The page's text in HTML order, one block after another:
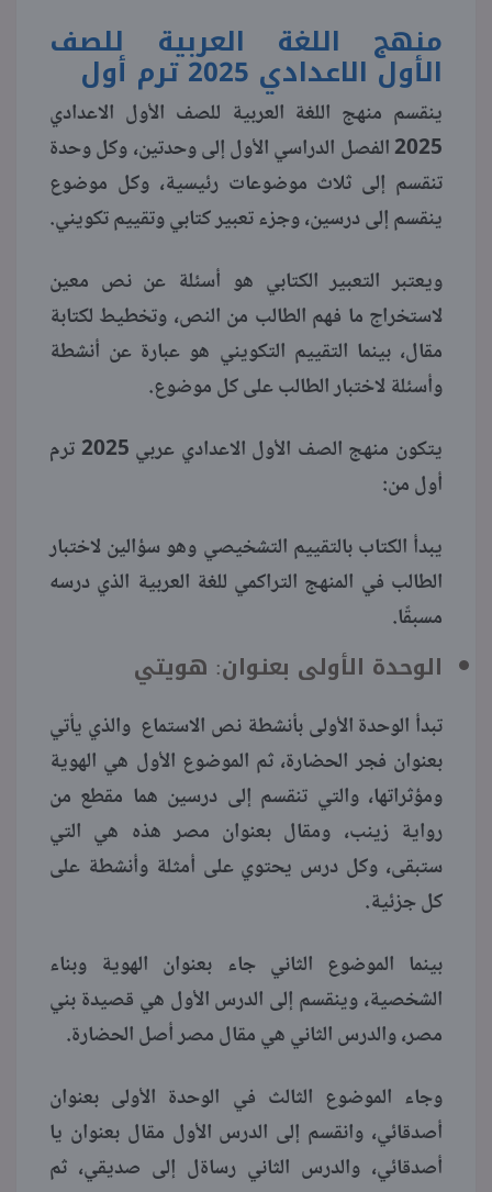
منهج اللغة العربية للصف
الأول الاعدادي 2025 ترم أول
ينقسم منهج اللغة العربية للصف الأول الاعدادي
2025 الفصل الدراسي الأول إلى وحدتين، وكل وحدة
تنقسم إلى ثلاث موضوعات رئيسية، وكل موضوع
ينقسم إلى درسين، وجزء تعبير كتابي وتقييم تكويني.
ويعتبر التعبير الكتابي هو أسئلة عن نص معين
لاستخراج ما فهم الطالب من النص، وتخطيط لكتابة
مقال، بينما التقييم التكويني هو عبارة عن أنشطة
وأسئلة لاختبار الطالب على كل موضوع.
يتكون منهج الصف الأول الاعدادي عربي 2025 ترم
أول من:
يبدأ الكتاب بالتقييم التشخيصي وهو سؤالين لاختبار
الطالب في المنهج التراكمي للغة العربية الذي درسه
مسبقًا.
الوحدة الأولى بعنوان: هويتي
تبدأ الوحدة الأولى بأنشطة نص الاستماع والذي يأتي
بعنوان فجر الحضارة، ثم الموضوع الأول هي الهوية
ومؤثراتها، والتي تنقسم إلى درسين هما مقطع من
رواية زينب، ومقال بعنوان مصر هذه هي التي
ستبقى، وكل درس يحتوي على أمثلة وأنشطة على
كل جزئية.
بينما الموضوع الثاني جاء بعنوان الهوية وبناء
الشخصية، وينقسم إلى الدرس الأول هي قصيدة بني
مصر، والدرس الثاني هي مقال مصر أصل الحضارة.
وجاء الموضوع الثالث في الوحدة الأولى بعنوان
أصدقائي، وانقسم إلى الدرس الأول مقال بعنوان يا
أصدقائي، والدرس الثاني رساةل إلى صديقي، ثم